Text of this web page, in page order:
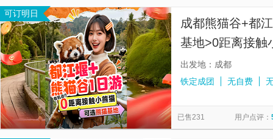
可订明日
成都熊猫谷+都
基地>0距离接触
接早+特色熊猫
出发地：成都
铁定成团
无自费
已售231 用户点评：